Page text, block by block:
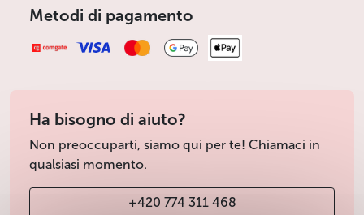
Metodi di pagamento
Ha bisogno di aiuto?
Non preoccuparti, siamo qui per te! Chiamaci in
qualsiasi momento.
+420 774 311 468